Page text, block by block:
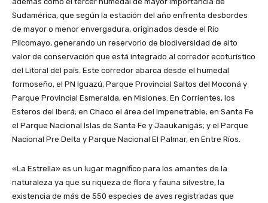
Sudamérica, que según la estación del año enfrenta desbordes
de mayor o menor envergadura, originados desde el Río
Pilcomayo, generando un reservorio de biodiversidad de alto
valor de conservación que está integrado al corredor ecoturístico
del Litoral del país. Este corredor abarca desde el humedal
formoseño, el PN Iguazú, Parque Provincial Saltos del Moconá y
Parque Provincial Esmeralda, en Misiones. En Corrientes, los
Esteros del Iberá; en Chaco el área del Impenetrable; en Santa Fe
el Parque Nacional Islas de Santa Fe y Jaaukanigás; y el Parque
Nacional Pre Delta y Parque Nacional El Palmar, en Entre Ríos.
«La Estrella» es un lugar magnífico para los amantes de la
naturaleza ya que su riqueza de flora y fauna silvestre, la
existencia de más de 550 especies de aves registradas que